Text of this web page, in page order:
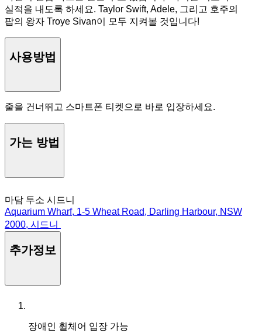
실적을 내도록 하세요. Taylor Swift, Adele, 그리고 호주의
팝의 왕자 Troye Sivan이 모두 지켜볼 것입니다!
사용방법
줄을 건너뛰고 스마트폰 티켓으로 바로 입장하세요.
가는 방법
마담 투소 시드니
Aquarium Wharf, 1-5 Wheat Road, Darling Harbour, NSW
2000, 시드니
추가정보
장애인 휠체어 입장 가능